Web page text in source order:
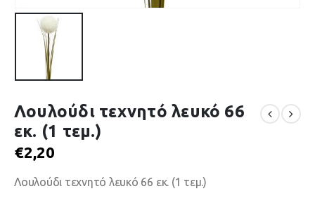
Λουλούδι τεχνητό λευκό 66
εκ. (1 τεμ.)
€2,20
Λουλούδι τεχνητό λευκό 66 εκ. (1 τεμ.)